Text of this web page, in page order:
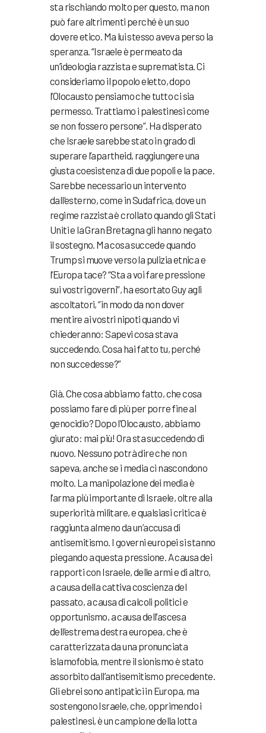
sta rischiando molto per questo, ma non
può fare altrimenti perché è un suo
dovere etico. Ma lui stesso aveva perso la
speranza. “Israele è permeato da
un’ideologia razzista e suprematista. Ci
consideriamo il popolo eletto, dopo
l’Olocausto pensiamo che tutto ci sia
permesso. Trattiamo i palestinesi come
se non fossero persone”. Ha disperato
che Israele sarebbe stato in grado di
superare l’apartheid, raggiungere una
giusta coesistenza di due popoli e la pace.
Sarebbe necessario un intervento
dall’esterno, come in Sudafrica, dove un
regime razzista è crollato quando gli Stati
Uniti e la Gran Bretagna gli hanno negato
il sostegno. Ma cosa succede quando
Trump si muove verso la pulizia etnica e
l’Europa tace? “Sta a voi fare pressione
sui vostri governi”, ha esortato Guy agli
ascoltatori, “in modo da non dover
mentire ai vostri nipoti quando vi
chiederanno: Sapevi cosa stava
succedendo. Cosa hai fatto tu, perché
non succedesse?”
Già. Che cosa abbiamo fatto, che cosa
possiamo fare di più per porre fine al
genocidio? Dopo l’Olocausto, abbiamo
giurato: mai più! Ora sta succedendo di
nuovo. Nessuno potrà dire che non
sapeva, anche se i media ci nascondono
molto. La manipolazione dei media è
l’arma più importante di Israele, oltre alla
superiorità militare, e qualsiasi critica è
raggiunta almeno da un’accusa di
antisemitismo. I governi europei si stanno
piegando a questa pressione. A causa dei
rapporti con Israele, delle armi e di altro,
a causa della cattiva coscienza del
passato, a causa di calcoli politici e
opportunismo, a causa dell’ascesa
dell’estrema destra europea, che è
caratterizzata da una pronunciata
islamofobia, mentre il sionismo è stato
assorbito dall’antisemitismo precedente.
Gli ebrei sono antipatici in Europa, ma
sostengono Israele, che, opprimendo i
palestinesi, è un campione della lotta